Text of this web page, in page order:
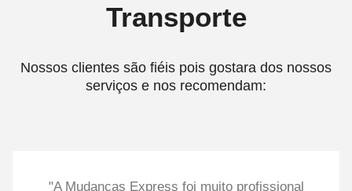
Transporte
Nossos clientes são fiéis pois gostara dos nossos
serviços e nos recomendam:
"A Mudanças Express foi muito profissional